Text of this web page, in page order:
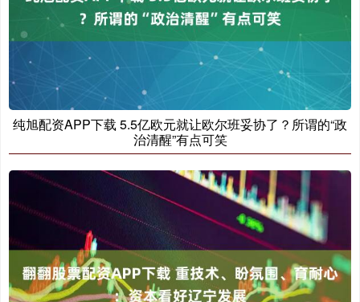
纯旭配资APP下载 5.5亿欧元就让欧尔班妥协了？所谓的“政
治清醒”有点可笑